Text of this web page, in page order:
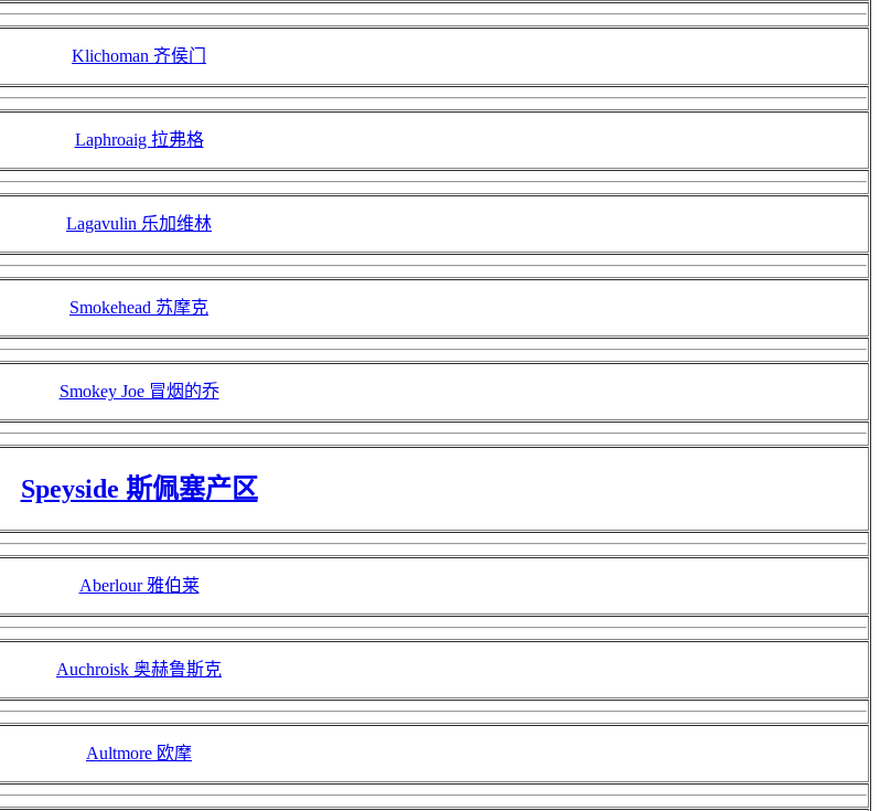
Klichoman 齐侯门
Laphroaig 拉弗格
Lagavulin 乐加维林
Smokehead 苏摩克
Smokey Joe 冒烟的乔
Speyside 斯佩塞产区
Aberlour 雅伯莱
Auchroisk 奥赫鲁斯克
Aultmore 欧摩